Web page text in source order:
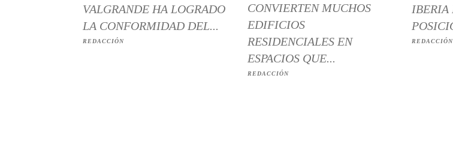
VALGRANDE HA LOGRADO
LA CONFORMIDAD DEL...
REDACCIÓN
CONVIERTEN MUCHOS
EDIFICIOS
RESIDENCIALES EN
ESPACIOS QUE...
REDACCIÓN
IBERIA
REDACCIÓN